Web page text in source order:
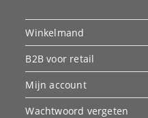
Winkelmand
B2B voor retail
Mijn account
Wachtwoord vergeten